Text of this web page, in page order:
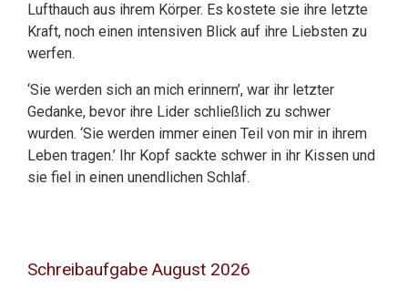
Lufthauch aus ihrem Körper. Es kostete sie ihre letzte
Kraft, noch einen intensiven Blick auf ihre Liebsten zu
werfen.
‘Sie werden sich an mich erinnern’, war ihr letzter
Gedanke, bevor ihre Lider schließlich zu schwer
wurden. ‘Sie werden immer einen Teil von mir in ihrem
Leben tragen.’ Ihr Kopf sackte schwer in ihr Kissen und
sie fiel in einen unendlichen Schlaf.
Schreibaufgabe August 2026